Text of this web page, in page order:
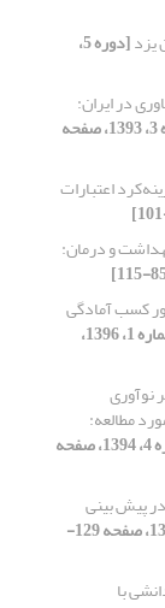
یزد [دوره 5،
در ایران:
[دوره 2، شماره 3، 1393، صفحه
اعتبارات
صنعت 4.0 در بهداشت و درمان:
کسب آمادگی
[دوره 5، شماره 1، 1396،
مطالعه:
[دوره 3، شماره 4، 1394، صفحه
پیش بینی
[دوره 6، شماره 3، 1397، صفحه 129-
با